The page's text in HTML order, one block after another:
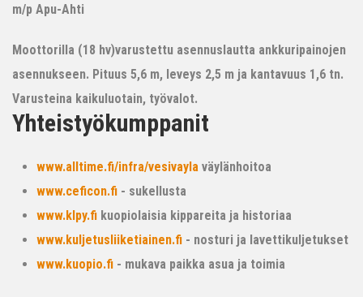
m/p Apu-Ahti
Moottorilla (18 hv)varustettu asennuslautta ankkuripainojen
asennukseen. Pituus 5,6 m, leveys 2,5 m ja kantavuus 1,6 tn.
Varusteina kaikuluotain, työvalot.
Yhteistyökumppanit
www.alltime.fi/infra/vesivayla väylänhoitoa
www.ceficon.fi - sukellusta
www.klpy.fi kuopiolaisia kippareita ja historiaa
www.kuljetusliiketiainen.fi - nosturi ja lavettikuljetukset
www.kuopio.fi - mukava paikka asua ja toimia